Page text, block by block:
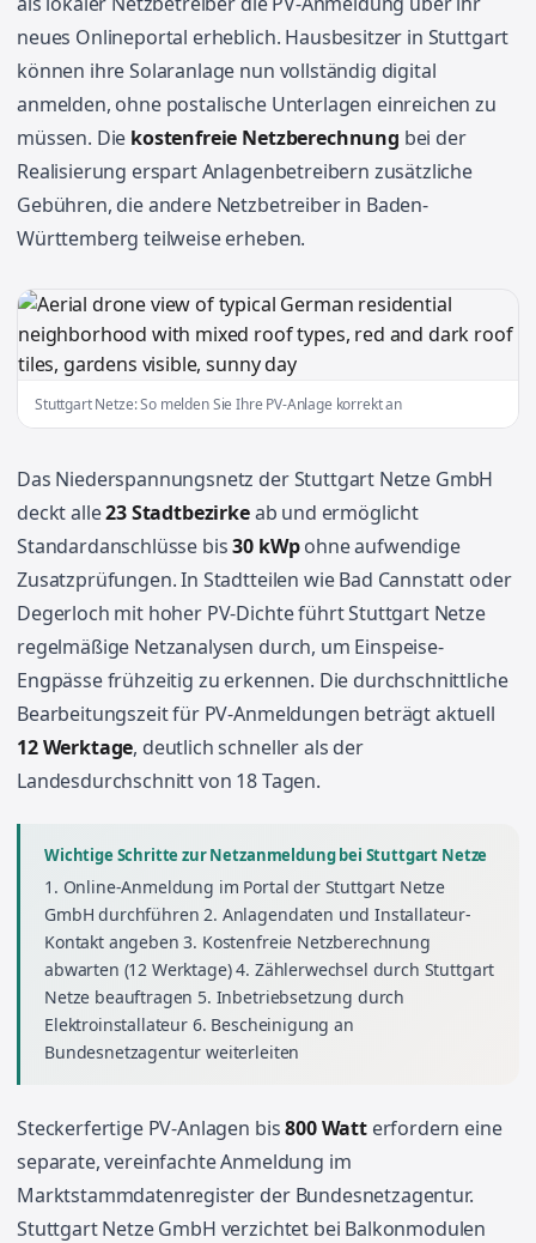
neues Onlineportal erheblich. Hausbesitzer in Stuttgart
können ihre Solaranlage nun vollständig digital
anmelden, ohne postalische Unterlagen einreichen zu
müssen. Die kostenfreie Netzberechnung bei der
Realisierung erspart Anlagenbetreibern zusätzliche
Gebühren, die andere Netzbetreiber in Baden-
Württemberg teilweise erheben.
Stuttgart Netze: So melden Sie Ihre PV-Anlage korrekt an
Das Niederspannungsnetz der Stuttgart Netze GmbH
deckt alle23 Stadtbezirkeab und ermöglicht
Standardanschlüsse bis30 kWpohne aufwendige
Zusatzprüfungen. In Stadtteilen wie Bad Cannstatt oder
Degerloch mit hoher PV-Dichte führt Stuttgart Netze
regelmäßige Netzanalysen durch, um Einspeise-
Engpässe frühzeitig zu erkennen. Die durchschnittliche
Bearbeitungszeit für PV-Anmeldungen beträgt aktuell
12 Werktage, deutlich schneller als der
Landesdurchschnitt von 18 Tagen.
Wichtige Schritte zur Netzanmeldung bei Stuttgart Netze
1. Online-Anmeldung im Portal der Stuttgart Netze
GmbH durchführen 2. Anlagendaten und Installateur-
Kontakt angeben 3. Kostenfreie Netzberechnung
abwarten (12 Werktage) 4. Zählerwechsel durch Stuttgart
Netze beauftragen 5. Inbetriebsetzung durch
Elektroinstallateur 6. Bescheinigung an
Bundesnetzagentur weiterleiten
Steckerfertige PV-Anlagen bis800 Watterfordern eine
separate, vereinfachte Anmeldung im
Marktstammdatenregister der Bundesnetzagentur.
Stuttgart Netze GmbH verzichtet bei Balkonmodulen